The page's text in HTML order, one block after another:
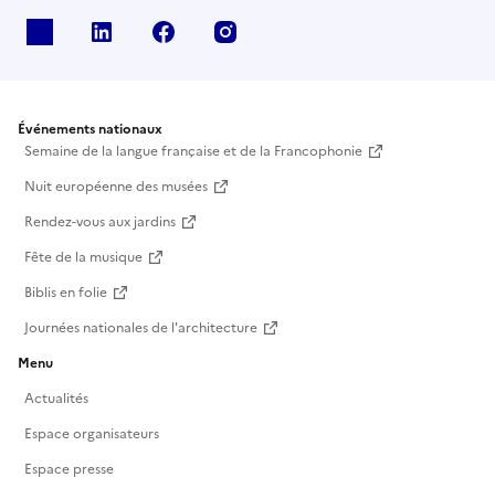
Linkedin Facebook
Événements nationaux
Semaine de la langue française et de la Francophonie
Nuit européenne des musées
Rendez-vous aux jardins
Fête de la musique
Biblis en folie
Journées nationales de l'architecture
Menu
Actualités
Espace organisateurs
Espace presse